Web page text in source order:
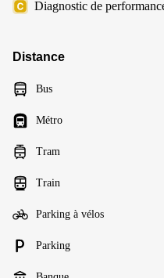
Diagnostic de
Distance
Bus
Métro
Tram
Train
Parking à vélos
Parking